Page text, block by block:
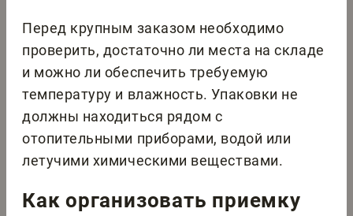
Перед крупным заказом необходимо
проверить, достаточно ли места на складе
и можно ли обеспечить требуемую
температуру и влажность. Упаковки не
должны находиться рядом с
отопительными приборами, водой или
летучими химическими веществами.
Как организовать приемку